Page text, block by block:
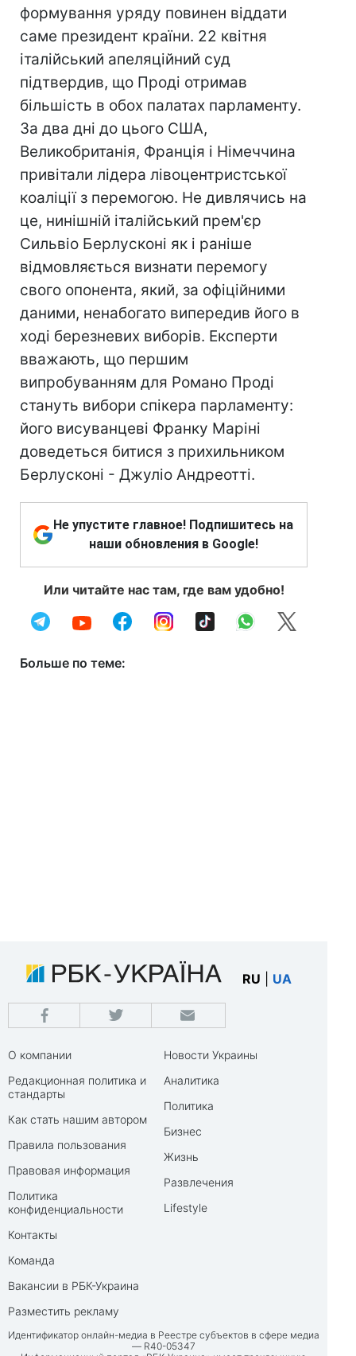
формування уряду повинен віддати
саме президент країни. 22 квітня
італійський апеляційний суд
підтвердив, що Проді отримав
більшість в обох палатах парламенту.
За два дні до цього США,
Великобританія, Франція і Німеччина
привітали лідера лівоцентристської
коаліції з перемогою. Не дивлячись на
це, нинішній італійський прем'єр
Сильвіо Берлусконі як і раніше
відмовляється визнати перемогу
свого опонента, який, за офіційними
даними, ненабогато випередив його в
ході березневих виборів. Експерти
вважають, що першим
випробуванням для Романо Проді
стануть вибори спікера парламенту:
його висуванцеві Франку Маріні
доведеться битися з прихильником
Берлусконі - Джуліо Андреотті.
Не упустите главное! Подпишитесь на
наши обновления в Google!
Или читайте нас там, где вам удобно!
Больше по теме:
RU UA
О компании
Редакционная политика и
стандарты
Как стать нашим автором
Правила пользования
Правовая информация
Политика
конфиденциальности
Контакты
Команда
Вакансии в РБК-Украина
Разместить рекламу
Новости Украины
Аналитика
Политика
Бизнес
Жизнь
Развлечения
Lifestyle
Идентификатор онлайн-медиа в Реестре субъектов в сфере медиа
— R40-05347